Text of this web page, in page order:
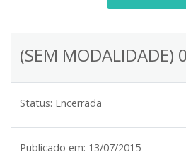
(SEM MODALIDADE)
Status: Encerrada
Publicado em: 13/07/2015